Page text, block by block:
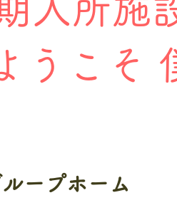
入所施
うこそ
ープホーム